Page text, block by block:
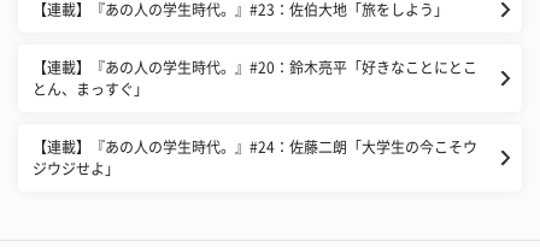
【連載】『あの人の学生時代。』#23：佐伯大地「旅をしよう」
【連載】『あの人の学生時代。』#20：鈴木亮平「好きなことにとこ
とん、まっすぐ」
【連載】『あの人の学生時代。』#24：佐藤二朗「大学生の今こそウ
ジウジせよ」